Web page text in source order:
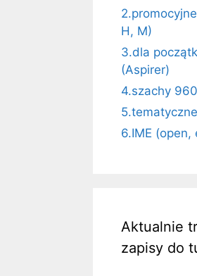
H, M)
3.dla
(Aspirer)
4.szachy 960
5.tematyczne
6.IME (open,
Aktualnie
zapisy do